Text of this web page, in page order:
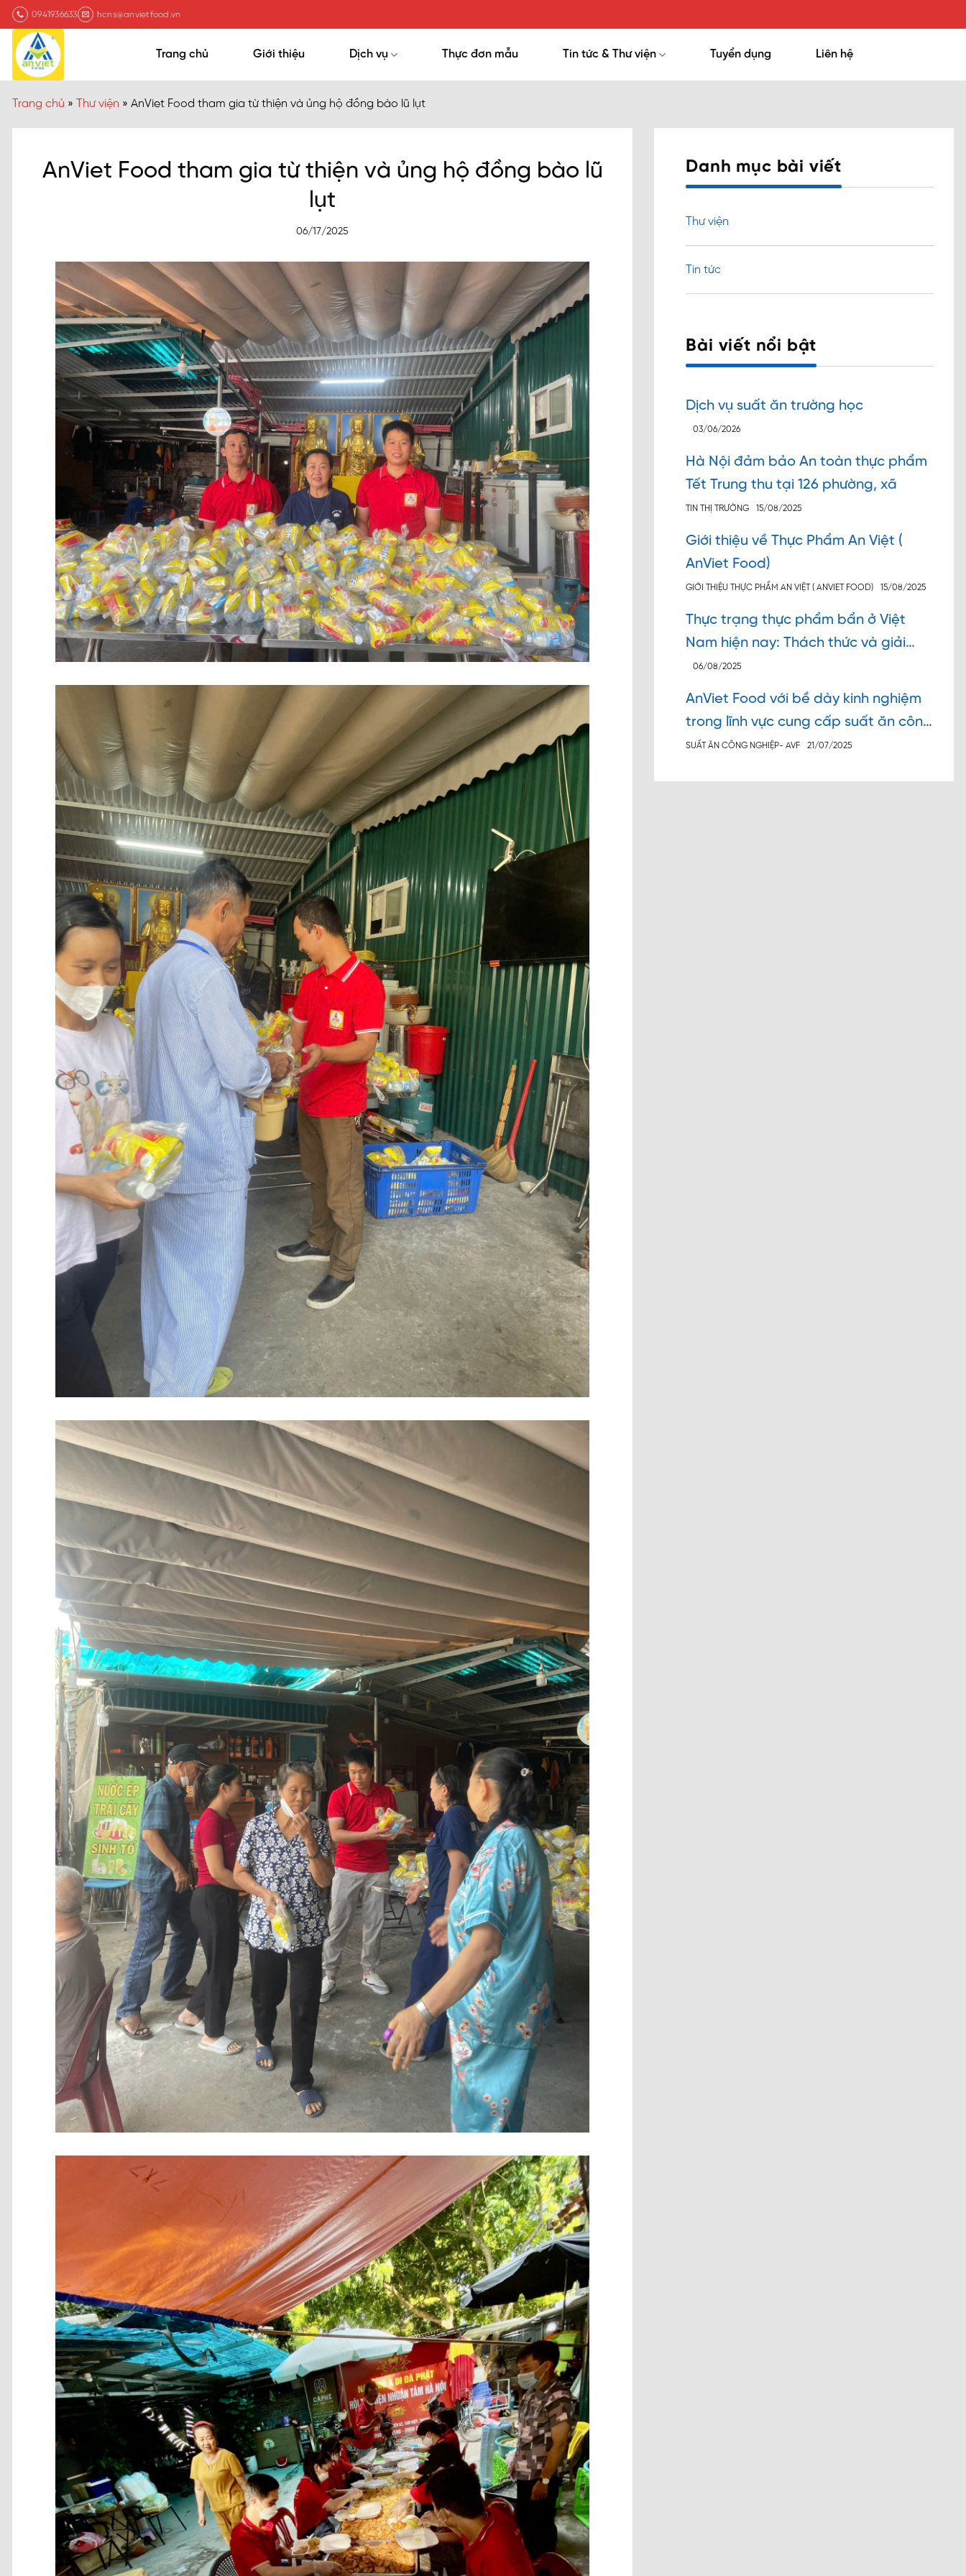
Chuyển
đến
dung
hcns@anvietfood.vn
0941936633
Trang chủ Giới thiệu Dịch vụ Thực đơn mẫu Tin tức & Thư viện Tuyển dụng Liên hệ
Trang chủ » Thư viện » AnViet Food tham gia từ thiện và ủng hộ đồng bào lũ lụt
AnViet Food tham gia từ thiện và ủng hộ đồng bào lũ
lụt
06/17/2025
Danh mục bài viết
Thư viện
Tin tức
Bài viết nổi bật
Dịch vụ suất ăn trường học
03/06/2026
Hà Nội đảm bảo An toàn thực phẩm
Tết Trung thu tại 126 phường, xã
TIN THỊ TRƯỜNG 15/08/2025
Giới thiệu về Thực Phẩm An Việt (
AnViet Food)
GIỚI THIỆU THỰC PHẨM AN VIỆT ( ANVIET FOOD) 15/08/2025
Thực trạng thực phẩm bẩn ở Việt
Nam hiện nay: Thách thức và giải
pháp cho người tiêu dùng
06/08/2025
AnViet Food với bề dày kinh nghiệm
trong lĩnh vực cung cấp suất ăn công
nghiệp tại các trường học, công ty,
SUẤT ĂN CÔNG NGHIỆP- AVF 21/07/2025